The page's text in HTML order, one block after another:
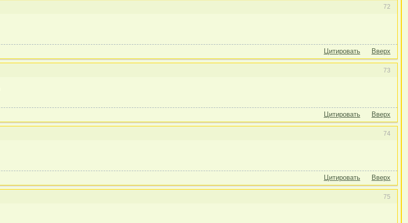
72
Цитировать Вверх
73
Цитировать Вверх
74
Цитировать Вверх
75